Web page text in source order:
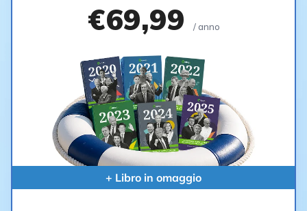
€69,99 / anno
+ Libro in omaggio